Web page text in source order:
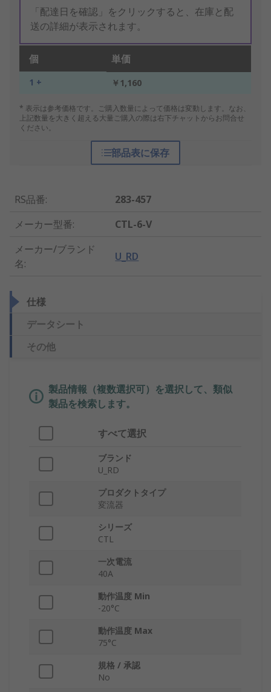
「配達日を確認」をクリックすると、在庫と配
送の詳細が表示されます。
個 単価
1 + ￥1,160
* 表示は参考価格です。ご購入数量によって価格は変動します。なお、
上記数量を大きく超える大量ご購入の際は右下チャットからお問合せ
ください。
部品表に保存
RS品番:
283-457
メーカー型番:
CTL-6-V
メーカー/ブランド
名:
U_RD
仕様
データシート
その他
製品情報（複数選択可）を選択して、類似
製品を検索します。
すべて選択
ブランド
U_RD
プロダクトタイプ
変流器
シリーズ
CTL
一次電流
40A
動作温度 Min
-20°C
動作温度 Max
75°C
規格 / 承認
No